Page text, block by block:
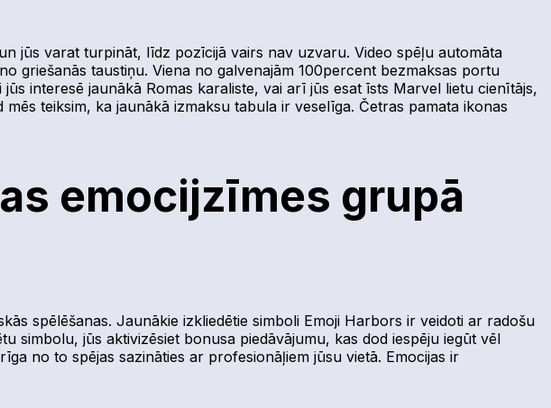
jūs varat turpināt, līdz pozīcijā vairs nav uzvaru. Video spēļu automāta
griešanās taustiņu. Viena no galvenajām 100percent bezmaksas portu
interesē jaunākā Romas karaliste, vai arī jūs esat īsts Marvel lietu cienītājs,
teiksim, ka jaunākā izmaksu tabula ir veselīga. Četras pamata ikonas
emocijzīmes grupā
spēlēšanas. Jaunākie izkliedētie simboli Emoji Harbors ir veidoti ar radošu
simbolu, jūs aktivizēsiet bonusa piedāvājumu, kas dod iespēju iegūt vēl
no to spējas sazināties ar profesionāļiem jūsu vietā. Emocijas ir